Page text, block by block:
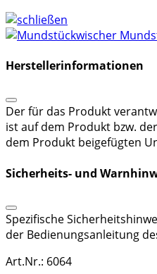
Herstellerinformationen
Der für das Produkt
ist auf dem Produkt bzw.
dem Produkt beigefügten
Sicherheits- und
Spezifische
der Bedienungsanleitung
Art.Nr.: 6064